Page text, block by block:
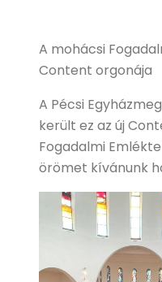
A mohácsi
Content orgonája
A Pécsi
került ez az új
Fogadalmi
örömet kívánunk